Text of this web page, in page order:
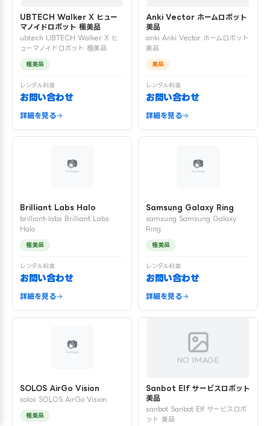
UBTECH Walker X ヒュー
マノイドロボット 極美品
ubtech UBTECH Walker X ヒ
ューマノイドロボット 極美品
極美品
レンタル料金
お問い合わせ
詳細を見る
Anki Vector ホームロボット
美品
anki Anki Vector ホームロボット
美品
美品
レンタル料金
お問い合わせ
詳細を見る
Brilliant Labs Halo
brilliant-labs Brilliant Labs
Halo
極美品
レンタル料金
お問い合わせ
詳細を見る
Samsung Galaxy Ring
samsung Samsung Galaxy
Ring
極美品
レンタル料金
お問い合わせ
詳細を見る
SOLOS AirGo Vision
solos SOLOS AirGo Vision
極美品
NO IMAGE
Sanbot Elf サービスロボット
美品
sanbot Sanbot Elf サービスロボ
ット 美品